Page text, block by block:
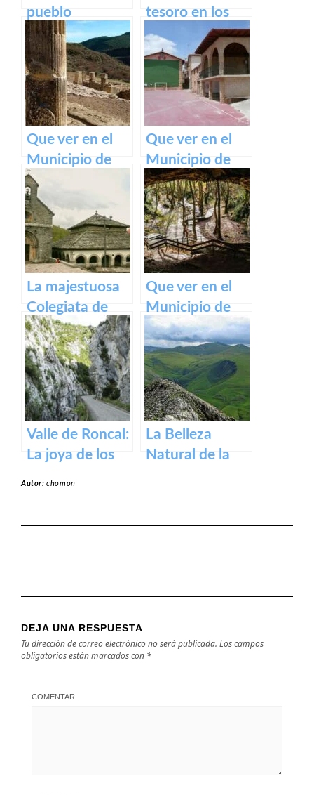
pueblo
medieval de
Olite y su
impresionante
Castillo Palacio
Real.
tesoro en los
Pirineos
Que ver en el
Municipio de
Eslava
(Navarra) en
Navarra
Que ver en el
Municipio de
Armañanzas en
Navarra
La majestuosa
Colegiata de
Roncesvalles:
un tesoro
medieval en los
Pirineos
Que ver en el
Municipio de
Zugarramurdi
en Navarra
Valle de Roncal:
La joya de los
La Belleza
Natural de la
Autor:chomon
DEJA UNA RESPUESTA
Tu dirección de correo electrónico no será publicada. Los campos
obligatorios están marcados con *
COMENTAR